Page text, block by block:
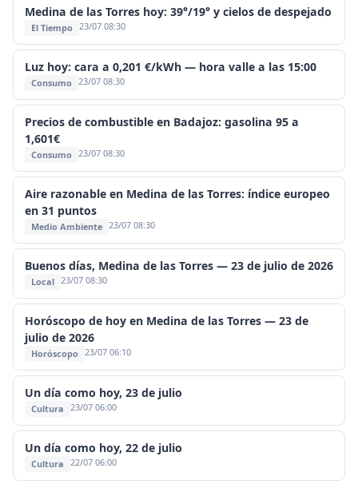
Medina de las Torres hoy: 39°/19° y cielos de despejado
El Tiempo 23/07 08:30
Luz hoy: cara a 0,201 €/kWh — hora valle a las 15:00
Consumo 23/07 08:30
Precios de combustible en Badajoz: gasolina 95 a
1,601€
Consumo 23/07 08:30
Aire razonable en Medina de las Torres: índice europeo
en 31 puntos
Medio Ambiente 23/07 08:30
Buenos días, Medina de las Torres — 23 de julio de 2026
Local 23/07 08:30
Horóscopo de hoy en Medina de las Torres — 23 de
julio de 2026
Horóscopo 23/07 06:10
Un día como hoy, 23 de julio
Cultura 23/07 06:00
Un día como hoy, 22 de julio
Cultura 22/07 06:00